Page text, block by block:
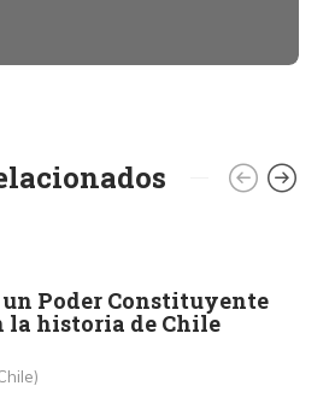
un Poder Constituyente
la historia de Chile